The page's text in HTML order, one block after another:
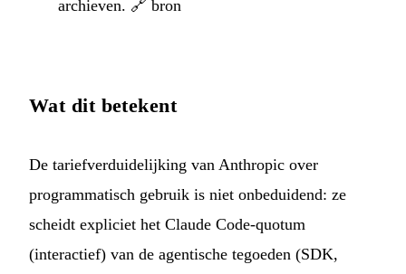
archieven. 🔗 bron
Wat dit betekent
De tariefverduidelijking van Anthropic over
programmatisch gebruik is niet onbeduidend: ze
scheidt expliciet het Claude Code-quotum
(interactief) van de agentische tegoeden (SDK,